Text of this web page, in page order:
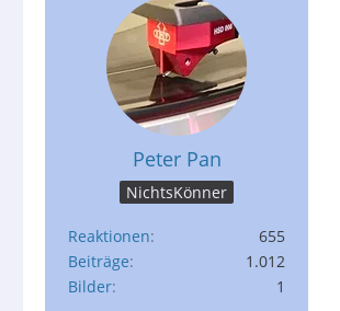
Peter Pan
NichtsKönner
Reaktionen
655
Beiträge
1.012
Bilder
1